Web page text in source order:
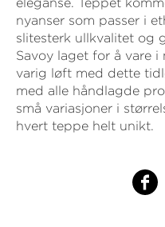
nyanser som passer i
slitesterk ullkvalitet og
Savoy laget for å vare i
varig løft med dette
med alle håndlagde
små variasjoner i
hvert teppe helt unikt.